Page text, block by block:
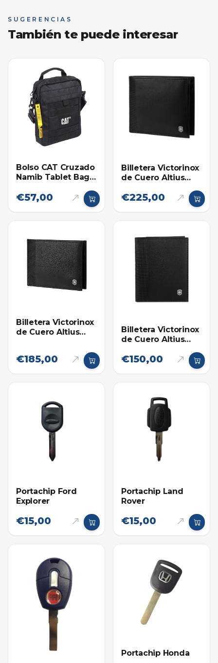
SUGERENCIAS
También te puede interesar
Bolso CAT Cruzado
Namib Tablet Bag
€57,00
Billetera Victorinox
de Cuero Altius
€225,00
Billetera Victorinox
de Cuero Altius
€185,00
Billetera Victorinox
de Cuero Altius
€150,00
Portachip Ford
Explorer
€15,00
Portachip Land
Rover
€15,00
Portachip Honda